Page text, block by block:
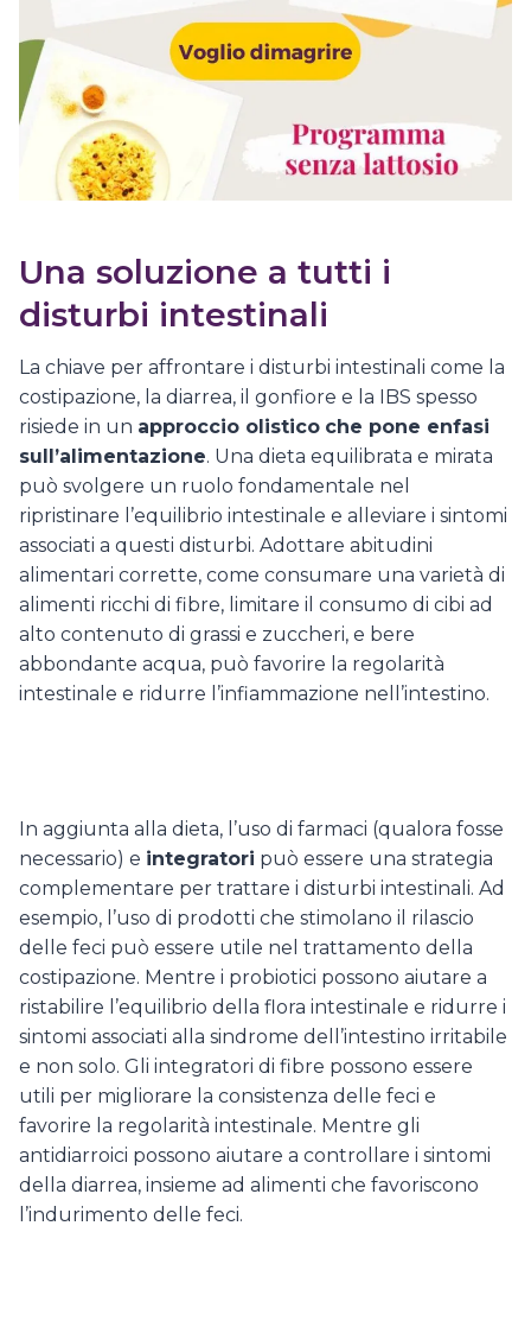
Una soluzione a tutti i
disturbi intestinali
La chiave per affrontare i disturbi intestinali come la
costipazione, la diarrea, il gonfiore e la IBS spesso
risiede in un approccio olistico che pone enfasi
sull’alimentazione. Una dieta equilibrata e mirata
può svolgere un ruolo fondamentale nel
ripristinare l’equilibrio intestinale e alleviare i sintomi
associati a questi disturbi. Adottare abitudini
alimentari corrette, come consumare una varietà di
alimenti ricchi di fibre, limitare il consumo di cibi ad
alto contenuto di grassi e zuccheri, e bere
abbondante acqua, può favorire la regolarità
intestinale e ridurre l’infiammazione nell’intestino.
In aggiunta alla dieta, l’uso di farmaci (qualora fosse
necessario) e integratori può essere una strategia
complementare per trattare i disturbi intestinali. Ad
esempio, l’uso di prodotti che stimolano il rilascio
delle feci può essere utile nel trattamento della
costipazione. Mentre i probiotici possono aiutare a
ristabilire l’equilibrio della flora intestinale e ridurre i
sintomi associati alla sindrome dell’intestino irritabile
e non solo. Gli integratori di fibre possono essere
utili per migliorare la consistenza delle feci e
favorire la regolarità intestinale. Mentre gli
antidiarroici possono aiutare a controllare i sintomi
della diarrea, insieme ad alimenti che favoriscono
l’indurimento delle feci.